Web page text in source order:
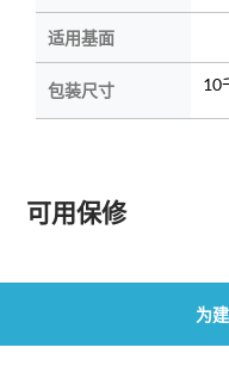
适用基面
包装尺寸 10
可用保修
为